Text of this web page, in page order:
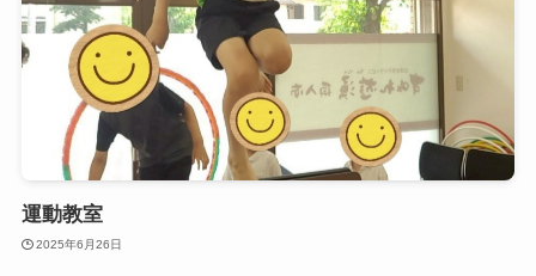
運動教室
2025年6月26日